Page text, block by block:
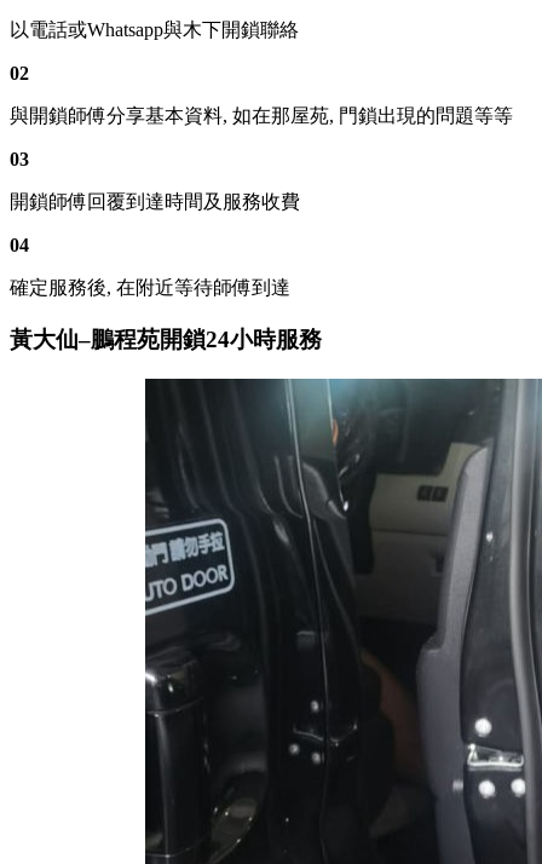
以電話或Whatsapp與木下開鎖聯絡
02
與開鎖師傅分享基本資料, 如在那屋苑, 門鎖出現的問題等等
03
開鎖師傅回覆到達時間及服務收費
04
確定服務後, 在附近等待師傅到達
黃大仙–鵬程苑開鎖24小時服務